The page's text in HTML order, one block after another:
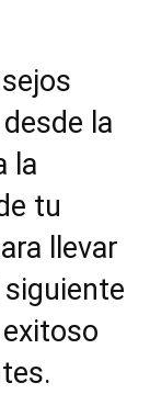
la
la
tu
llevar